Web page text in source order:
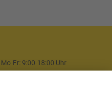
Mo-Fr: 9:00-18:00 Uhr